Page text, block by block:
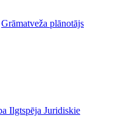
Grāmatveža plānotājs
Ilgtspēja Juridiskie